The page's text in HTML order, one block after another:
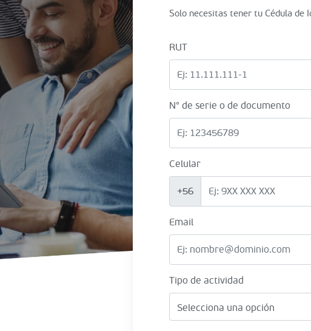
Solo necesitas tener tu Cédula de
RUT
N° de serie o de documento
Celular
+56
Email
Tipo de actividad